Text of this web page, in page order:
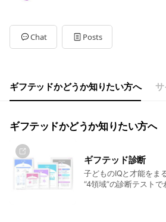
Chat Posts
ギフテッドかどうか知りたい方へ
ギフテッドかどうか知りたい方へ
ギフテッド診断
子どものIQと才能をま
“4領域”の診断テスト